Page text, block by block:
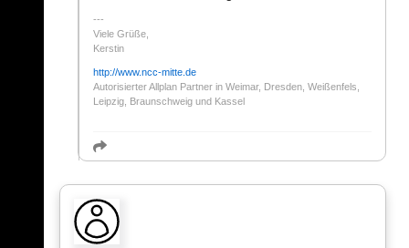
Viele Grüße,
Kerstin
http://www.ncc-mitte.de
Autorisierter Allplan Partner in Weimar, Dresden, Weißenfels,
Leipzig, Braunschweig und Kassel